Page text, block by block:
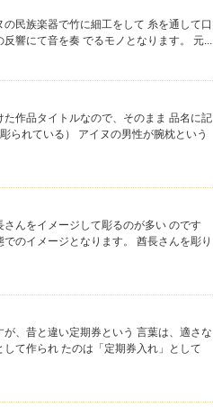
民族楽器で竹に細工をして 糸を通して口
響にて音を奏 でるモノとなります。 元...
作品タイトルなので、そのまま 品名に記
られている） アイヌの男性が腕枕という
んをイメージして彫るのが多い のです
のイメージとなります。 酋長さんを彫り
、昔と違い定期券という 言葉は、適さな
て作られ たのは「定期券入れ」として